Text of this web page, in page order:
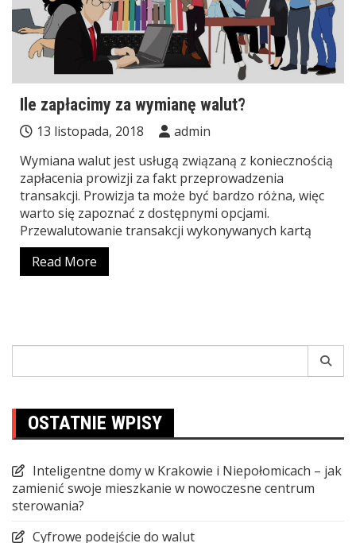
Ile zapłacimy za wymianę walut?
13 listopada, 2018
admin
Wymiana walut jest usługą związaną z koniecznością
zapłacenia prowizji za fakt przeprowadzenia
transakcji. Prowizja ta może być bardzo różna, więc
warto się zapoznać z dostępnymi opcjami.
Przewalutowanie transakcji wykonywanych kartą
Read More
OSTATNIE WPISY
Inteligentne domy w Krakowie i Niepołomicach – jak
zamienić swoje mieszkanie w nowoczesne centrum
sterowania?
Cyfrowe podejście do walut